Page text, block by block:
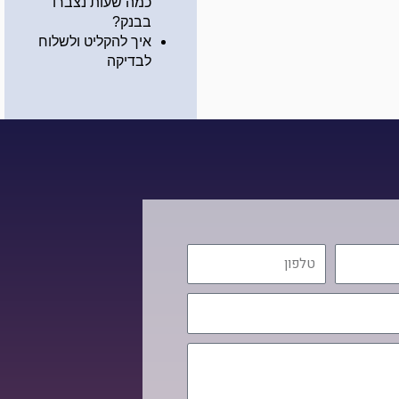
בבנק?
איך להקליט ולשלוח
לבדיקה
טלפון